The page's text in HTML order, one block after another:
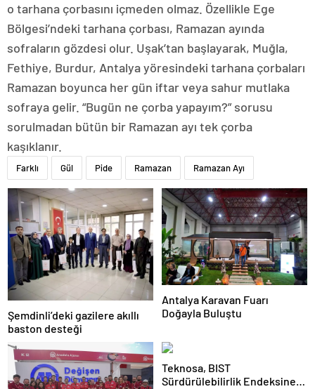
o tarhana çorbasını içmeden olmaz. Özellikle Ege
Bölgesi’ndeki tarhana çorbası, Ramazan ayında
sofraların gözdesi olur. Uşak’tan başlayarak, Muğla,
Fethiye, Burdur, Antalya yöresindeki tarhana çorbaları
Ramazan boyunca her gün iftar veya sahur mutlaka
sofraya gelir. “Bugün ne çorba yapayım?” sorusu
sorulmadan bütün bir Ramazan ayı tek çorba
kaşıklanır.
Farklı Gül Pide Ramazan Ramazan Ayı
Şemdinli’deki gazilere akıllı
baston desteği
Antalya Karavan Fuarı
Doğayla Buluştu
Teknosa, BIST
Sürdürülebilirlik Endeksine